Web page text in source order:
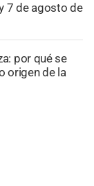
7 de agosto de
por qué se
origen de la